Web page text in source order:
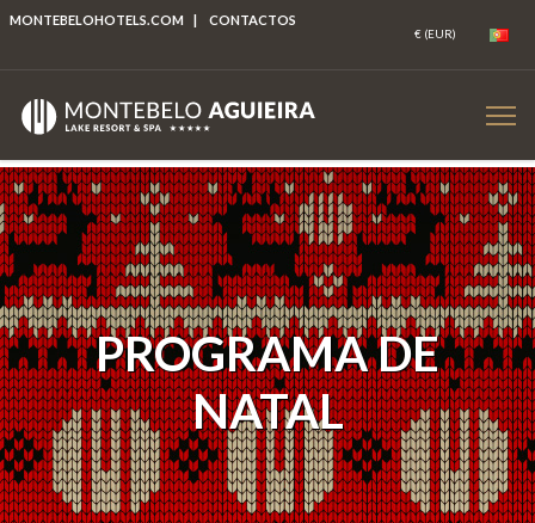
MONTEBELOHOTELS.COM | CONTACTOS
PROGRAMA DE
NATAL